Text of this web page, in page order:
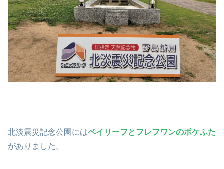
北淡震災記念公園にはベイリーフとフレフワンのポケふた
がありました。